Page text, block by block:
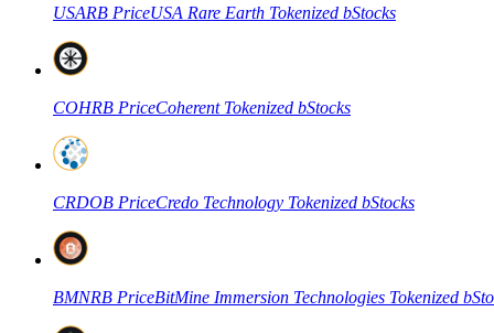
Futuros COIN-M
Futuros de criptomonedas
Derivados de acciones, divisas, metales preciosos y materias
USARB PriceUSA Rare Earth Tokenized bStocks
COHRB PriceCoherent Tokenized bStocks
CRDOB PriceCredo Technology Tokenized bStocks
BMNRB PriceBitMine Immersion Technologies Tokenized